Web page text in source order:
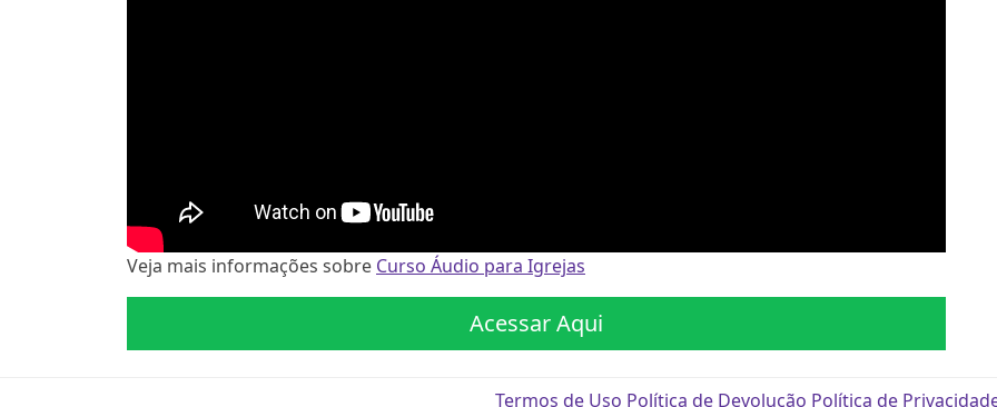
Veja mais informações sobre Curso Áudio para Igrejas
Acessar Aqui
Termos de Uso Política de Devolução Política de